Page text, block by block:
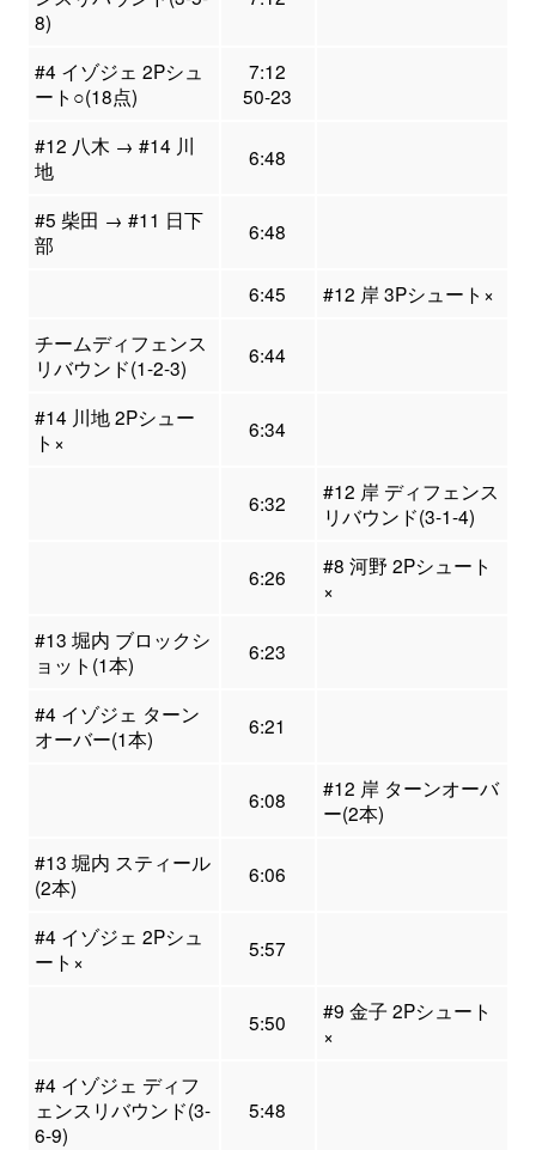
8)
#4 イゾジェ 2Pシュ
ート○(18点)
7:12
50-23
#12 八木 → #14 川
地
6:48
#5 柴田 → #11 日下
部
6:48
6:45
#12 岸 3Pシュート×
チームディフェンス
リバウンド(1-2-3)
6:44
#14 川地 2Pシュー
ト×
6:34
6:32
#12 岸 ディフェンス
リバウンド(3-1-4)
6:26
#8 河野 2Pシュート
×
#13 堀内 ブロックシ
ョット(1本)
6:23
#4 イゾジェ ターン
オーバー(1本)
6:21
6:08
#12 岸 ターンオーバ
ー(2本)
#13 堀内 スティール
(2本)
6:06
#4 イゾジェ 2Pシュ
ート×
5:57
5:50
#9 金子 2Pシュート
×
#4 イゾジェ ディフ
ェンスリバウンド(3-
6-9)
5:48